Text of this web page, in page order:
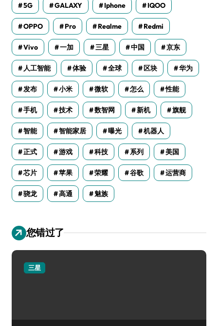
5G GALAXY Iphone IQOO
OPPO Pro Realme Redmi
Vivo 一加 三星 中国 京东
人工智能 体验 全球 区块 华为
发布 小米 微软 怎么 性能
手机 技术 数智网 新机 旗舰
智能 智能家居 曝光 机器人
正式 游戏 科技 系列 美国
芯片 苹果 荣耀 谷歌 运营商
骁龙 高通 魅族
您错过了
三星